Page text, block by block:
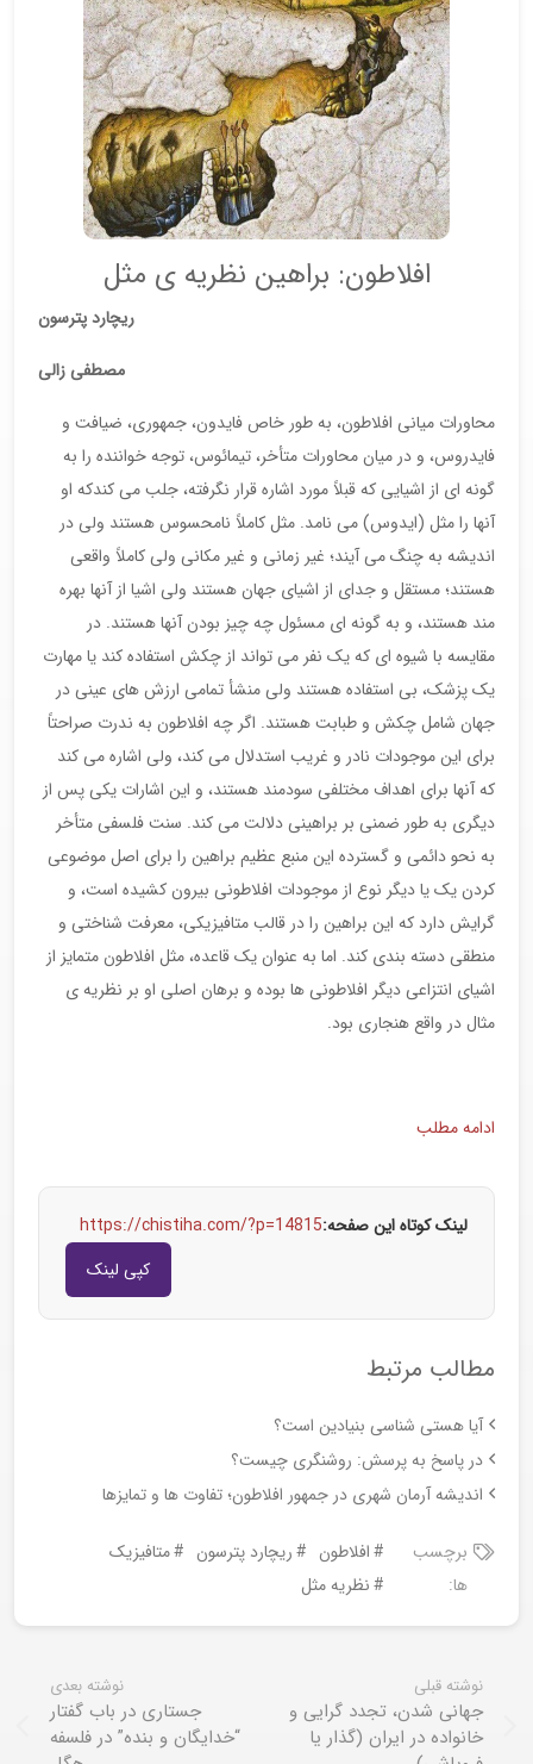
افلاطون: براهین نظریه ی مثل
ریچارد پترسون
مصطفی زالی
محاورات میانی افلاطون، به طور خاص فایدون، جمهوری، ضیافت و
فایدروس، و در میان محاورات متأخر، تیمائوس، توجه خواننده را به
گونه ای از اشیایی که قبلاً مورد اشاره قرار نگرفته، جلب می کندکه او
آنها را مثل (ایدوس) می نامد. مثل کاملاً نامحسوس هستند ولی در
اندیشه به چنگ می آیند؛ غیر زمانی و غیر مکانی ولی کاملاً واقعی
هستند؛ مستقل و جدای از اشیای جهان هستند ولی اشیا از آنها بهره
مند هستند، و به گونه ای مسئول چه چیز بودن آنها هستند. در
مقایسه با شیوه ای که یک نفر می تواند از چکش استفاده کند یا مهارت
یک پزشک، بی استفاده هستند ولی منشأ تمامی ارزش های عینی در
جهان شامل چکش و طبابت هستند. اگر چه افلاطون به ندرت صراحتاً
برای این موجودات نادر و غریب استدلال می کند، ولی اشاره می کند
که آنها برای اهداف مختلفی سودمند هستند، و این اشارات یکی پس از
دیگری به طور ضمنی بر براهینی دلالت می کند. سنت فلسفی متأخر
به نحو دائمی و گسترده این منبع عظیم براهین را برای اصل موضوعی
کردن یک یا دیگر نوع از موجودات افلاطونی بیرون کشیده است، و
گرایش دارد که این براهین را در قالب متافیزیکی، معرفت شناختی و
منطقی دسته بندی کند. اما به عنوان یک قاعده، مثل افلاطون متمایز از
اشیای انتزاعی دیگر افلاطونی ها بوده و برهان اصلی او بر نظریه ی
مثال در واقع هنجاری بود.
ادامه مطلب
لینک کوتاه این صفحه:https://chistiha.com/?p=14815
کپی لینک
مطالب مرتبط
آیا هستی شناسی بنیادین است؟
در پاسخ به پرسش: روشنگری چیست؟
اندیشه آرمان شهری در جمهور افلاطون؛ تفاوت ها و تمایزها
برچسب
ها:
افلاطون ریچارد پترسون
متافیزیک
نظریه مثل
نوشته قبلی
جهانی شدن، تجدد گرایی و
خانواده در ایران (گذار یا
نوشته بعدی
جستاری در باب گفتار
“خدایگان و بنده” در فلسفه